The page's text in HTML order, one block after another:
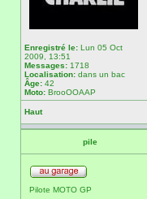
Enregistré le: Lun 05 Oct
2009, 13:51
Messages: 1718
Localisation: dans un bac
Âge: 42
Moto: BrooOOAAP
Haut
pile
Pilote MOTO GP